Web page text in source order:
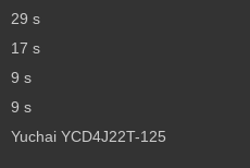
29 s
17 s
9 s
9 s
Yuchai YCD4J22T-125